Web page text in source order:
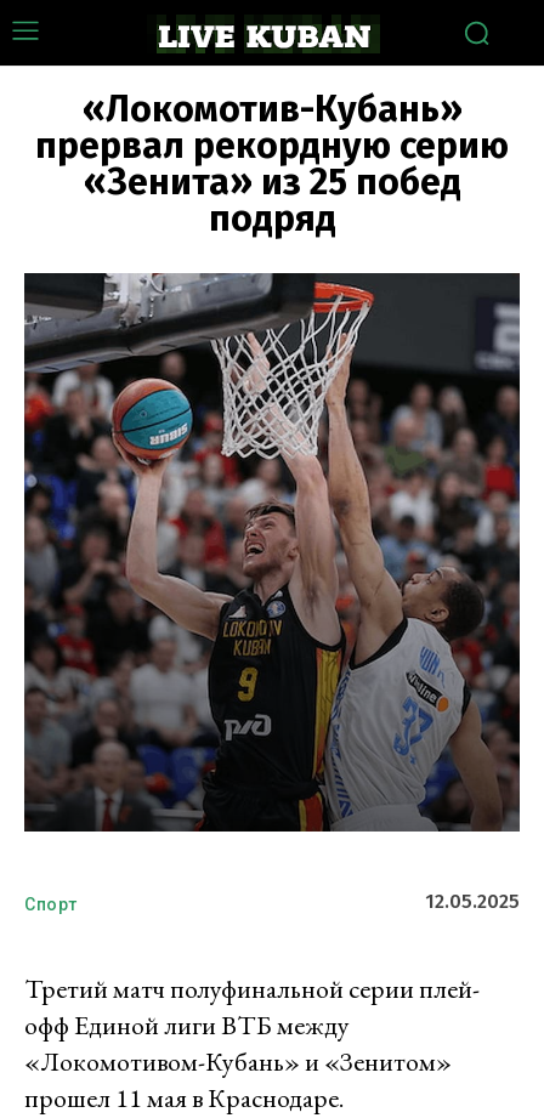
«Локомотив-Кубань»
прервал рекордную серию
«Зенита» из 25 побед
подряд
Спорт 12.05.2025
Третий матч полуфинальной серии плей-
офф Единой лиги ВТБ между
«Локомотивом-Кубань» и «Зенитом»
прошел 11 мая в Краснодаре.